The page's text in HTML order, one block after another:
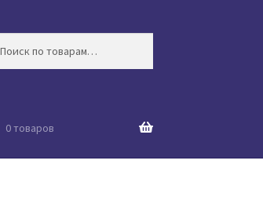
0 товаров